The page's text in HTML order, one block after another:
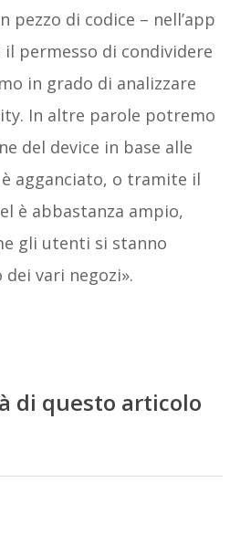
pezzo di codice – nell’app
il permesso di condividere
in grado di analizzare
In altre parole potremo
del device in base alle
agganciato, o tramite il
è abbastanza ampio,
gli utenti si stanno
dei vari negozi».
di questo articolo